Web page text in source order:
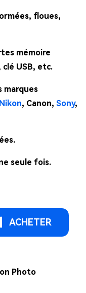
floues,
mémoire
clé USB, etc.
marques
Nikon, Canon, Sony,
seule fois.
ACHETER
Photo